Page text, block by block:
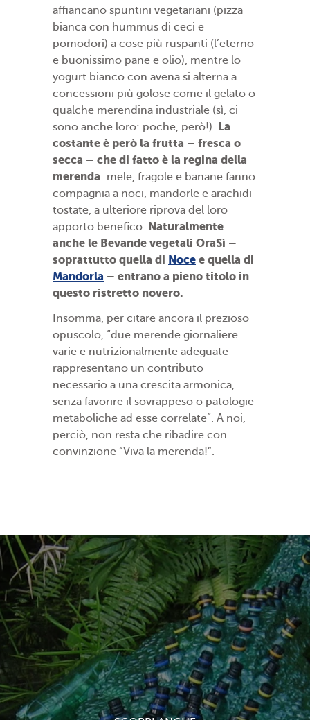
affiancano spuntini vegetariani (pizza
bianca con hummus di ceci e
pomodori) a cose più ruspanti (l’eterno
e buonissimo pane e olio), mentre lo
yogurt bianco con avena si alterna a
concessioni più golose come il gelato o
qualche merendina industriale (sì, ci
sono anche loro: poche, però!). La
costante è però la frutta – fresca o
secca – che di fatto è la regina della
merenda: mele, fragole e banane fanno
compagnia a noci, mandorle e arachidi
tostate, a ulteriore riprova del loro
apporto benefico. Naturalmente
anche le Bevande vegetali OraSì –
soprattutto quella di Noce e quella di
Mandorla – entrano a pieno titolo in
questo ristretto novero.
Insomma, per citare ancora il prezioso
opuscolo, “due merende giornaliere
varie e nutrizionalmente adeguate
rappresentano un contributo
necessario a una crescita armonica,
senza favorire il sovrappeso o patologie
metaboliche ad esse correlate”. A noi,
perciò, non resta che ribadire con
convinzione “Viva la merenda!”.